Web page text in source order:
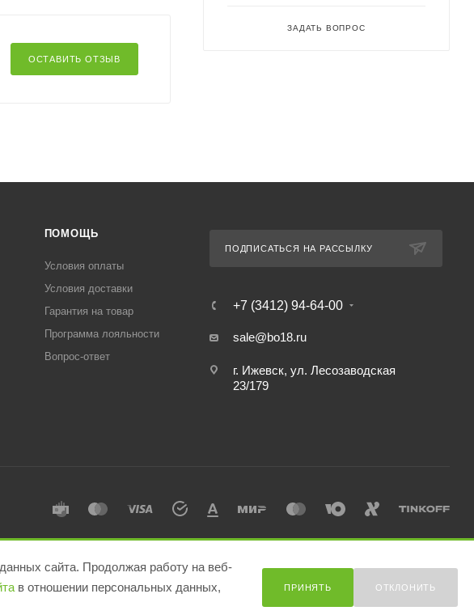
ОСТАВИТЬ ОТЗЫВ
ЗАДАТЬ ВОПРОС
ПОМОЩЬ
Условия оплаты
Условия доставки
Гарантия на товар
Программа лояльности
Вопрос-ответ
ПОДПИСАТЬСЯ НА РАССЫЛКУ
+7 (3412) 94-64-00
sale@bo18.ru
г. Ижевск, ул. Лесозаводская
23/179
сайта. Продолжая работу на веб-
в отношении персональных данных,
ПРИНЯТЬ ОТКЛОНИТЬ